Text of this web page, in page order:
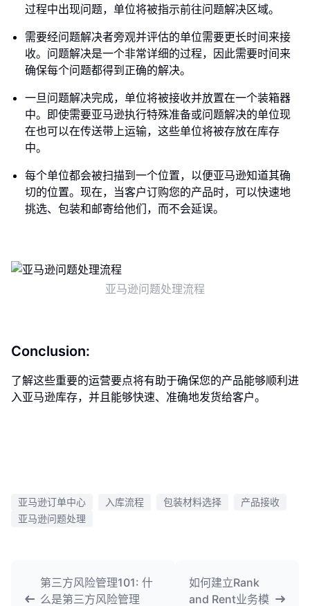
过程中出现问题，单位将被指示前往问题解决区域。
需要经问题解决者旁观并评估的单位需要更长时间来接
收。问题解决是一个非常详细的过程，因此需要时间来
确保每个问题都得到正确的解决。
一旦问题解决完成，单位将被接收并放置在一个装箱器
中。即使需要亚马逊执行特殊准备或问题解决的单位现
在也可以在传送带上运输，这些单位将被存放在库存
中。
每个单位都会被扫描到一个位置，以便亚马逊知道其确
切的位置。现在，当客户订购您的产品时，可以快速地
挑选、包装和邮寄给他们，而不会延误。
亚马逊问题处理流程
Conclusion:
了解这些重要的运营要点将有助于确保您的产品能够顺利进
入亚马逊库存，并且能够快速、准确地发货给客户。
亚马逊订单中心 入库流程 包装材料选择
产品接收
亚马逊问题处理
第三方风险管理101: 什
么是第三方风险管理
如何建立Rank
and Rent业务模